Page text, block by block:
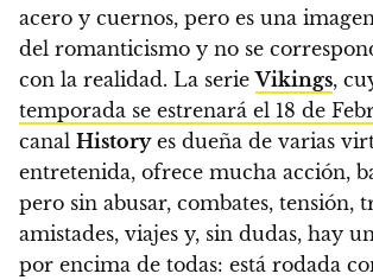
acero y cuernos, pero es una
del romanticismo y no se
con la realidad. La serieVikings,
temporada se estrenará el 18 de
canal Historyes dueña de varias
entretenida, ofrece mucha acción,
pero sin abusar, combates, tensión,
amistades, viajes y, sin dudas, hay
por encima de todas: está rodada